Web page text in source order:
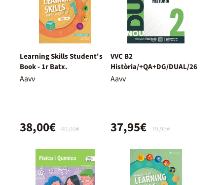
Learning Skills Student's
Book - 1r Batx.
Aavv
40,00€
38,00€
VVC B2
Història/+QA+DG/DUAL/26
Aavv
39,95€
37,95€